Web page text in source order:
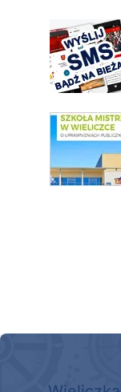
link do strony
link do SMS